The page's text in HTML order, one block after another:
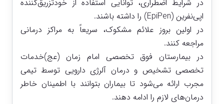
در شرایط اضطراری، توانایی استفاده از خودتزریق‌کننده
اپی‌نفرین (EpiPen) را داشته باشند.
در اولین بروز علائم مشکوک، سریعاً به مراکز درمانی
مراجعه کنند.
در بیمارستان فوق تخصصی امام زمان (عج)خدمات
تخصصی تشخیص و درمان آلرژی دارویی توسط تیمی
مجرب ارائه می‌شود تا بیماران بتوانند با اطمینان خاطر
درمان‌های لازم را ادامه دهند.